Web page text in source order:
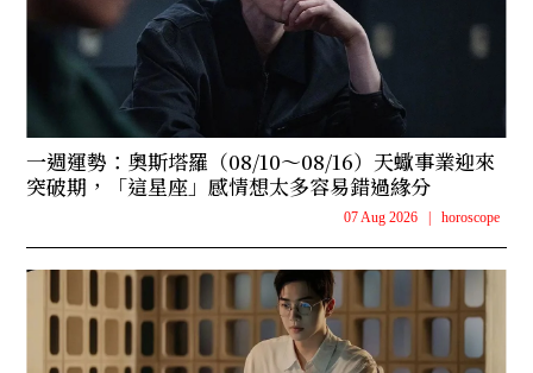
一週運勢：奧斯塔羅（08/10～08/16）天蠍事業迎來
突破期，「這星座」感情想太多容易錯過緣分
07 Aug 2026 horoscope